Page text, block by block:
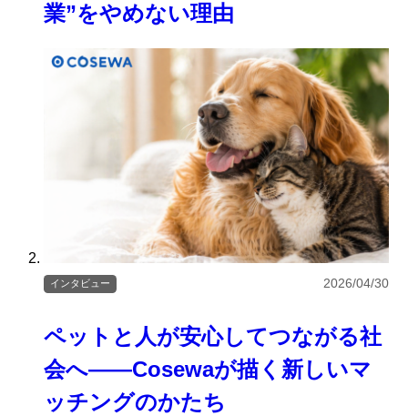
業”をやめない理由
ペットと人が安心してつながる社
会へ――Cosewaが描く新しいマ
ッチングのかたち
インタビュー 2026/04/30